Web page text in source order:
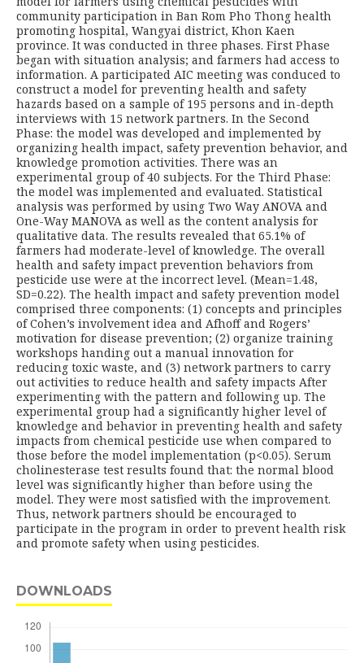
community participation in Ban Rom Pho Thong health
promoting hospital, Wangyai district, Khon Kaen
province. It was conducted in three phases. First Phase
began with situation analysis; and farmers had access to
information. A participated AIC meeting was conduced to
construct a model for preventing health and safety
hazards based on a sample of 195 persons and in-depth
interviews with 15 network partners. In the Second
Phase: the model was developed and implemented by
organizing health impact, safety prevention behavior, and
knowledge promotion activities. There was an
experimental group of 40 subjects. For the Third Phase:
the model was implemented and evaluated. Statistical
analysis was performed by using Two Way ANOVA and
One-Way MANOVA as well as the content analysis for
qualitative data. The results revealed that 65.1% of
farmers had moderate-level of knowledge. The overall
health and safety impact prevention behaviors from
pesticide use were at the incorrect level. (Mean=1.48,
SD=0.22). The health impact and safety prevention model
comprised three components: (1) concepts and principles
of Cohen’s involvement idea and Afhoff and Rogers’
motivation for disease prevention; (2) organize training
workshops handing out a manual innovation for
reducing toxic waste, and (3) network partners to carry
out activities to reduce health and safety impacts After
experimenting with the pattern and following up. The
experimental group had a significantly higher level of
knowledge and behavior in preventing health and safety
impacts from chemical pesticide use when compared to
those before the model implementation (p<0.05). Serum
cholinesterase test results found that: the normal blood
level was significantly higher than before using the
model. They were most satisfied with the improvement.
Thus, network partners should be encouraged to
participate in the program in order to prevent health risk
and promote safety when using pesticides.
DOWNLOADS